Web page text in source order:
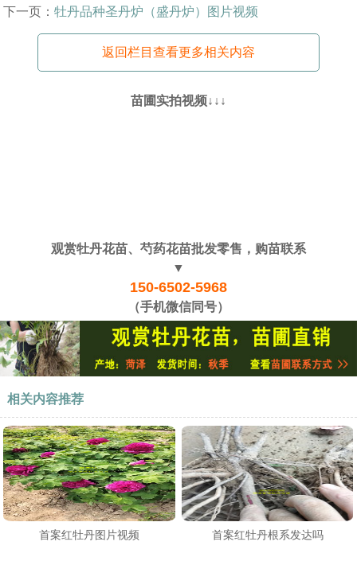
下一页：牡丹品种圣丹炉（盛丹炉）图片视频
返回栏目查看更多相关内容
苗圃实拍视频↓↓↓
观赏牡丹花苗、芍药花苗批发零售，购苗联系
▼
150-6502-5968
（手机微信同号）
相关内容推荐
首案红牡丹图片视频 首案红牡丹根系发达吗